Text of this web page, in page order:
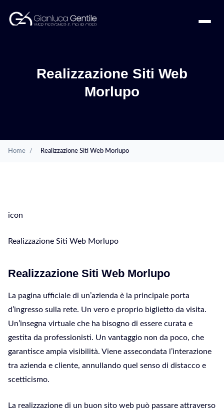
Realizzazione Siti Web
Morlupo
Home / Realizzazione Siti Web Morlupo
icon
Realizzazione Siti Web Morlupo
Realizzazione Siti Web Morlupo
La pagina ufficiale di un’azienda è la principale porta
d’ingresso sulla rete. Un vero e proprio biglietto da visita.
Un’insegna virtuale che ha bisogno di essere curata e
gestita da professionisti. Un vantaggio non da poco, che
garantisce ampia visibilità. Viene assecondata l’interazione
tra azienda e cliente, annullando quel senso di distacco e
scetticismo.
La realizzazione di un buon sito web può passare attraverso